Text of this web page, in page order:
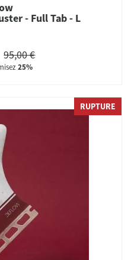
- Full Tab - L
95,00 €
25%
RUPTURE